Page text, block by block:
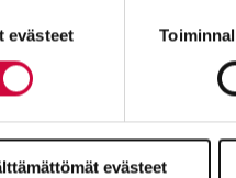
on välttämättömiä, osa
evästeet
evästeet